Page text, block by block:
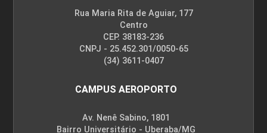
Rua Maria Rita de Aguiar, 177
Centro
CEP. 38183-236
CNPJ - 25.452.301/0050-65
(34) 3611-0407
CAMPUS AEROPORTO
Av. Nenê Sabino, 1801
Bairro Universitário - Uberaba/MG